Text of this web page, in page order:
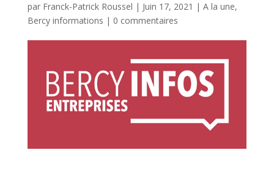
par Franck-Patrick Roussel | Juin 17, 2021 | A la une,
Bercy informations | 0 commentaires